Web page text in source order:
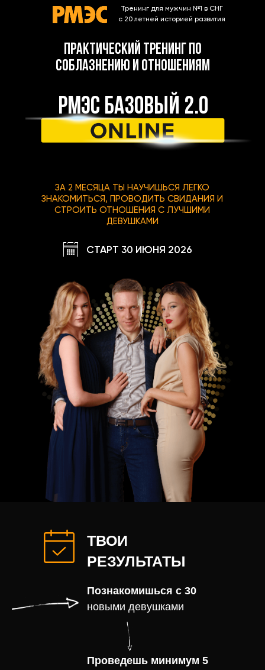
практический тренинг по
соблазнению и отношениям
ЗА 2 МЕСЯЦА ТЫ НАУЧИШЬСЯ ЛЕГКО
ЗНАКОМИТЬСЯ, ПРОВОДИТЬ СВИДАНИЯ И
СТРОИТЬ ОТНОШЕНИЯ С ЛУЧШИМИ
ДЕВУШКАМИ
СТАРТ 30 ИЮНЯ 2026
Тренинг для мужчин №1 в СНГ
с 20 летней историей развития
РМЭС БАЗОВЫЙ 2.0
ТВОИ
РЕЗУЛЬТАТЫ
Познакомишься с 30
новыми девушками
Проведешь минимум 5